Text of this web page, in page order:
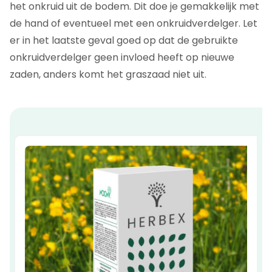
het onkruid uit de bodem. Dit doe je gemakkelijk met
de hand of eventueel met een onkruidverdelger. Let
er in het laatste geval goed op dat de gebruikte
onkruidverdelger geen invloed heeft op nieuwe
zaden, anders komt het graszaad niet uit.